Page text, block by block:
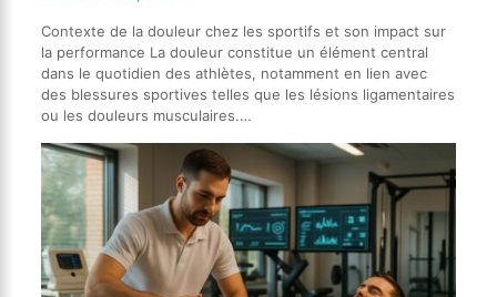
Contexte de la douleur chez les sportifs et son impact sur
la performance La douleur constitue un élément central
dans le quotidien des athlètes, notamment en lien avec
des blessures sportives telles que les lésions ligamentaires
ou les douleurs musculaires.…